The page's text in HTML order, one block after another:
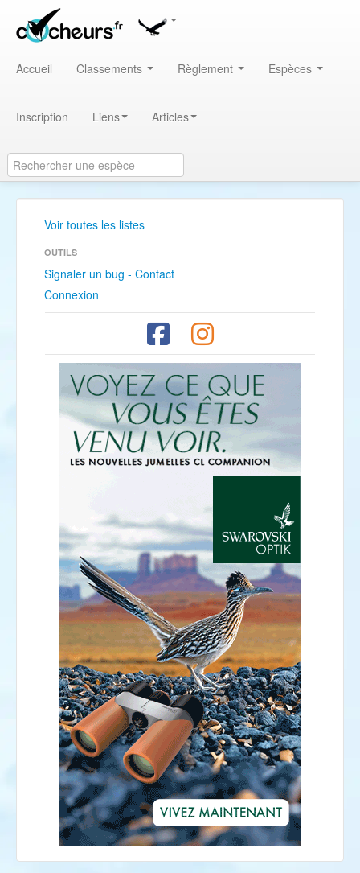
Accueil Classements Règlement Espèces
Inscription Liens Articles
Voir toutes les listes
OUTILS
Signaler un bug - Contact
Connexion